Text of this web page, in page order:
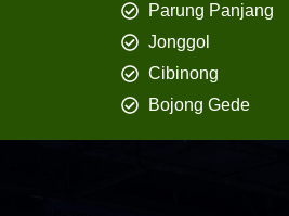
Parung Panjang
Jonggol
Cibinong
Bojong Gede